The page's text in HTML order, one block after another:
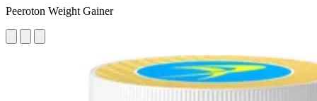
Peeroton Weight Gainer